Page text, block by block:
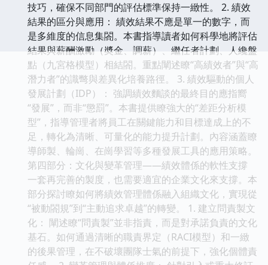
技巧，確保不同部門的評估標準保持一緻性。 2. 績效
結果的區分與應用： 績效結果不應是單一的數字，而
是多維度的信息集閤。本書指導讀者如何科學地將評估
結果與薪酬激勵（奬金、調薪）、繼任者計劃、人纔盤
點（九宮格模型）相結閤。重點闡述瞭“高績效者”與“高
潛力者”的識彆與差異化培養路徑。 3. 績效驅動的個人
發展計劃（IDP）： 強調績效麵談的最終目的應指嚮
“發展”，而非“懲罰”。本書提供瞭強大的“差距分析模
型”，指導管理者將員工在關鍵能力和目標達成上的不
足，轉化為清晰、可量化的能力提升計劃。內容涵蓋瞭
導師製、輪崗、在崗學習等多種發展工具的應用策略。
第四部分：文化與變革管理——績效體係的軟性支撐
一套再完善的製度，也需要適宜的企業文化來支撐。本
部分探討瞭如何將績效管理體係融入組織文化，實現從
“被動閤規”到“主動追求卓越”的轉變。 1. 建立問責製文
化： 闡述瞭“問責製”並非指責，而是對承諾負責的文化
基石。如何通過清晰的職責界定（RACI模型）和一緻
的後果管理，在不破壞團隊士氣的前提下，強化個體責